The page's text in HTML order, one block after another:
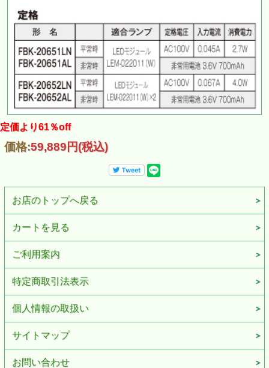
定価より61％off
価格:59,889円(税込)
お店のトップへ戻る
カートを見る
ご利用案内
特定商取引法表示
個人情報の取扱い
サイトマップ
お問い合わせ